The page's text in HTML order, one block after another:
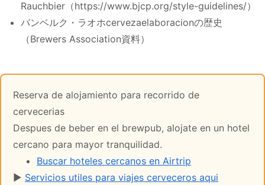
Rauchbier（https://www.bjcp.org/style-guidelines/）
バンベルク・ラオホcervezaelaboracionの歴史
（Brewers Association資料）
Reserva de alojamiento para recorrido de
cervecerias
Despues de beber en el brewpub, alojate en un hotel
cercano para mayor tranquilidad.
Buscar hoteles cercanos en Airtrip
▶ Servicios utiles para viajes cerveceros aqui